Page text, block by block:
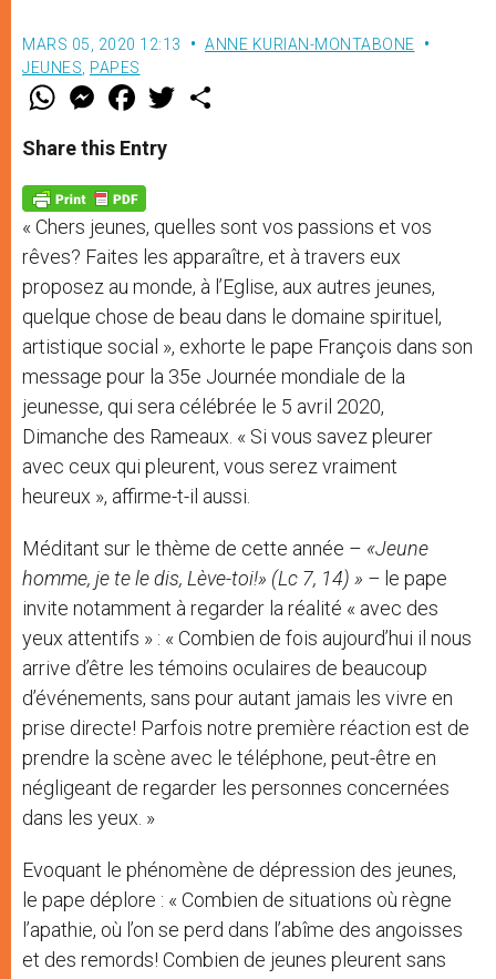
MARS 05, 2020 12:13
ANNE KURIAN-MONTABONE
JEUNES PAPES
W
t
s
p
p
M
e
s
e
g
e
r
F
a
e
b
o
k
w
Share this Entry
« Chers jeunes, quelles sont vos passions et vos
rêves? Faites les apparaître, et à travers eux
proposez au monde, à l’Eglise, aux autres jeunes,
quelque chose de beau dans le domaine spirituel,
artistique social », exhorte le pape François dans son
message pour la 35e Journée mondiale de la
jeunesse, qui sera célébrée le 5 avril 2020,
Dimanche des Rameaux. « Si vous savez pleurer
avec ceux qui pleurent, vous serez vraiment
heureux », affirme-t-il aussi.
Méditant sur le thème de cette année – «Jeune
homme, je te le dis, Lève-toi!» (Lc 7, 14) » – le pape
invite notamment à regarder la réalité « avec des
yeux attentifs » : « Combien de fois aujourd’hui il nous
arrive d’être les témoins oculaires de beaucoup
d’événements, sans pour autant jamais les vivre en
prise directe! Parfois notre première réaction est de
prendre la scène avec le téléphone, peut-être en
négligeant de regarder les personnes concernées
dans les yeux. »
Evoquant le phénomène de dépression des jeunes,
le pape déplore : « Combien de situations où règne
l’apathie, où l’on se perd dans l’abîme des angoisses
et des remords! Combien de jeunes pleurent sans